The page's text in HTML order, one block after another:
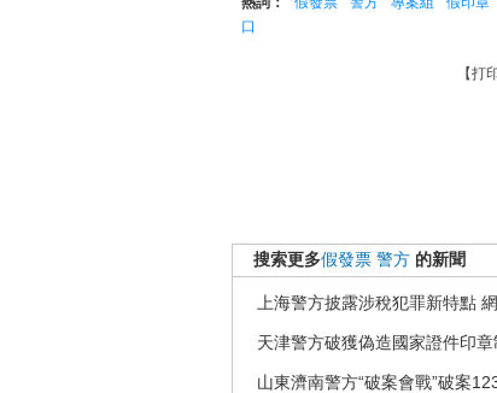
口
【打
搜索更多假發票 警方 的新聞
上海警方披露涉稅犯罪新特點
天津警方破獲偽造國家證件印
山東濟南警方“破案會戰”破案